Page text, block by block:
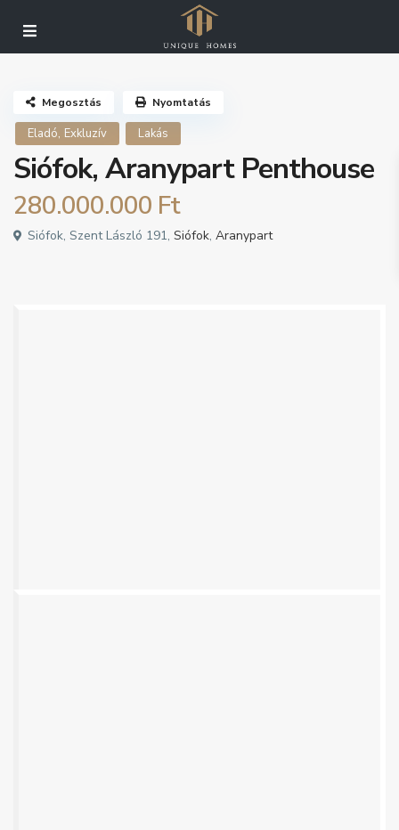
Részletes kereső
Eladó, Exkluzív Lakás
Siófok, Aranypart Penthouse
280.000.000 Ft
Siófok, Szent László 191, Siófok, Aranypart
Megosztás Nyomtatás